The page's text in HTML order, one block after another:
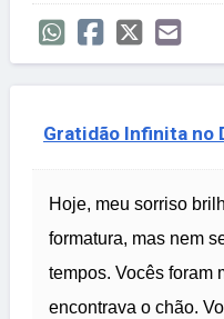
Gratidão Infinita no
Hoje, meu sorriso
formatura, mas nem
tempos. Vocês foram
encontrava o chão.